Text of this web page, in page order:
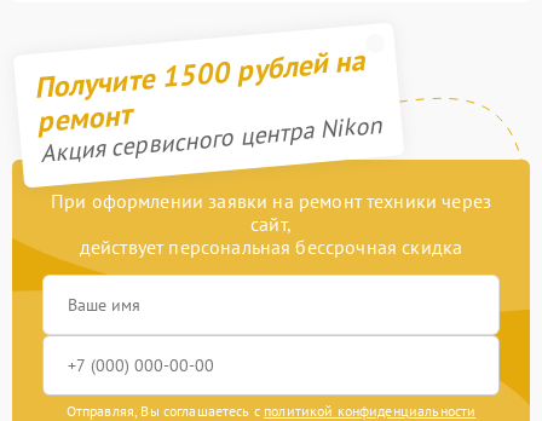
Получите 1500 рублей на
ремонт
Акция сервисного центра Nikon
При оформлении заявки на ремонт техники через
сайт,
действует персональная бессрочная скидка
Отправляя, Вы соглашаетесь с политикой конфиденциальности